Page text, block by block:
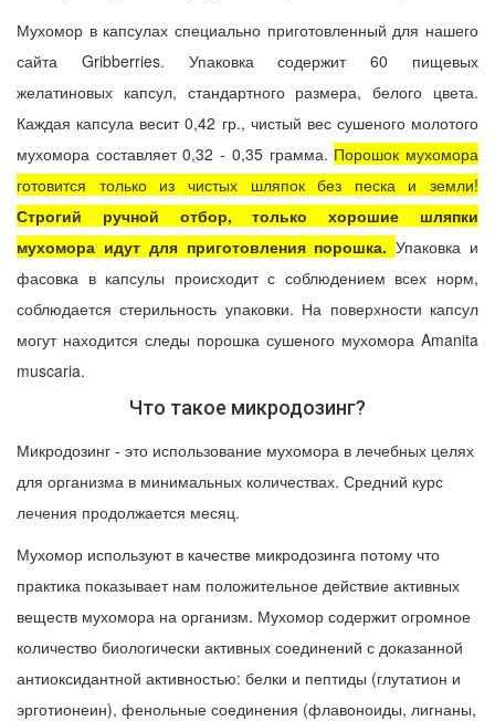
Мухомор в капсулах специально приготовленный для нашего
сайта Gribberries. Упаковка содержит 60 пищевых
желатиновых капсул, стандартного размера, белого цвета.
Каждая капсула весит 0,42 гр., чистый вес сушеного молотого
мухомора составляет 0,32 - 0,35 грамма. Порошок мухомора
готовится только из чистых шляпок без песка и земли!
Строгий ручной отбор, только хорошие шляпки
мухомора идут для приготовления порошка. Упаковка и
фасовка в капсулы происходит с соблюдением всех норм,
соблюдается стерильность упаковки. На поверхности капсул
могут находится следы порошка сушеного мухомора Amanita
muscaria.
Что такое микродозинг?
Микродозинг - это использование мухомора в лечебных целях
для организма в минимальных количествах. Средний курс
лечения продолжается месяц.
Мухомор используют в качестве микродозинга потому что
практика показывает нам положительное действие активных
веществ мухомора на организм. Мухомор содержит огромное
количество биологически активных соединений с доказанной
антиоксидантной активностью: белки и пептиды (глутатион и
эрготионеин), фенольные соединения (флавоноиды, лигнаны,